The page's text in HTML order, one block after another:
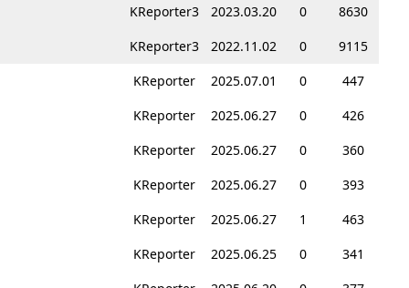
KReporter3 2023.03.20 0
8630
KReporter3
2022.11.02 0
9115
KReporter
2025.07.01 0
447
KReporter
2025.06.27 0
426
KReporter
2025.06.27 0
360
KReporter
2025.06.27 0
393
KReporter
2025.06.27 1
463
KReporter
2025.06.25 0
341